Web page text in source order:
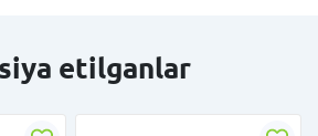
etilganlar